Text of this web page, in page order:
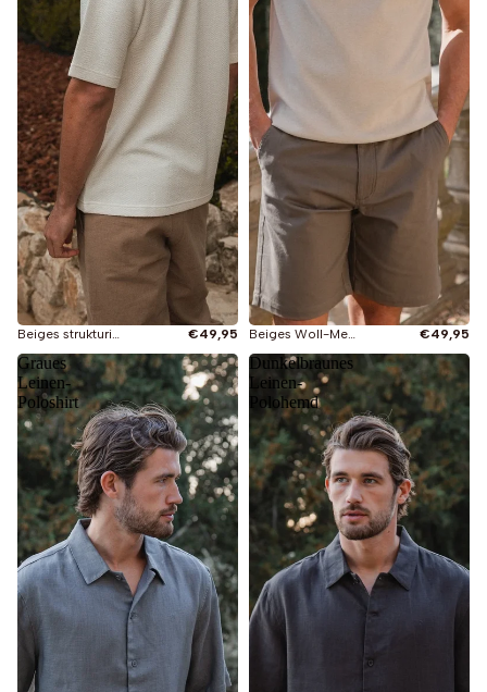
Beiges strukturiertes Sommer-V-Polo €49,95 Beiges Woll-Melange-Polo mit Knöpfen €49,95
Graues
Leinen-
Poloshirt
Dunkelbraunes
Leinen-
Polohemd